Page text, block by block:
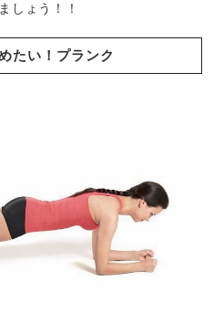
しょう！！
たい！プランク